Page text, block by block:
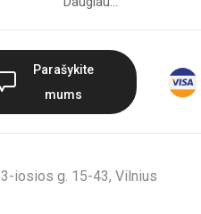
Parašykite
mums
iosios g. 15-43, Vilnius